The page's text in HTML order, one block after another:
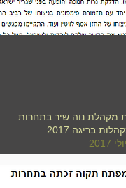
מקהלת נוה שיר בתחרות
בריגה 2017